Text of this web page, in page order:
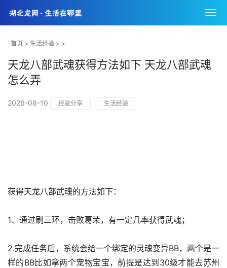
首页 > 生活经验 > >
天龙八部武魂获得方法如下 天龙八部武魂
怎么弄
2026-08-10 经验分享 生活经验
获得天龙八部武魂的方法如下：
1、通过刷三环，击败葛荣，有一定几率获得武魂；
2.完成任务后，系统会给一个绑定的灵魂变异BB，两个是一
样的BB比如拿两个宠物宝宝，前提是达到30级才能去苏州